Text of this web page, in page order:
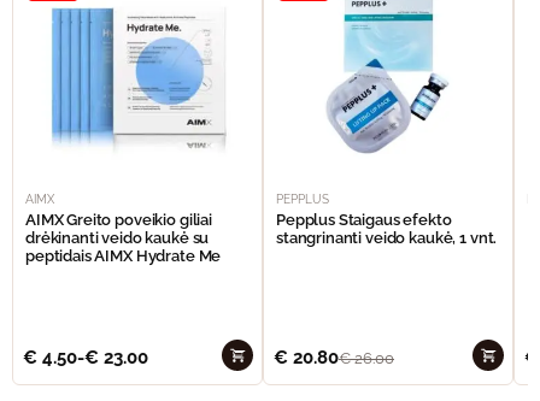
AIMX
AIMX Greito poveikio giliai
drėkinanti veido kaukė su
peptidais AIMX Hydrate Me
€ 4.50-€ 23.00
PEPPLUS
Pepplus Staigaus efekto
stangrinanti veido kaukė, 1 vnt.
€ 20.80€26.00 €